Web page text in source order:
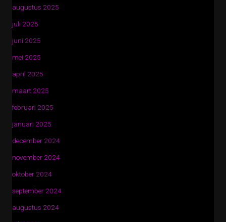
augustus 2025
juli 2025
juni 2025
mei 2025
april 2025
maart 2025
februari 2025
januari 2025
december 2024
november 2024
oktober 2024
september 2024
augustus 2024